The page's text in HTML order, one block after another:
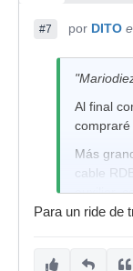
#7 por DITO
Al final
compraré
Más
cable
auxiliar,
funciono,
Para un ride de